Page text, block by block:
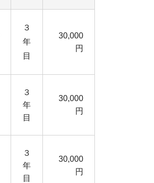
３
年
目
30,000
円
３
年
目
30,000
円
３
年
目
30,000
円